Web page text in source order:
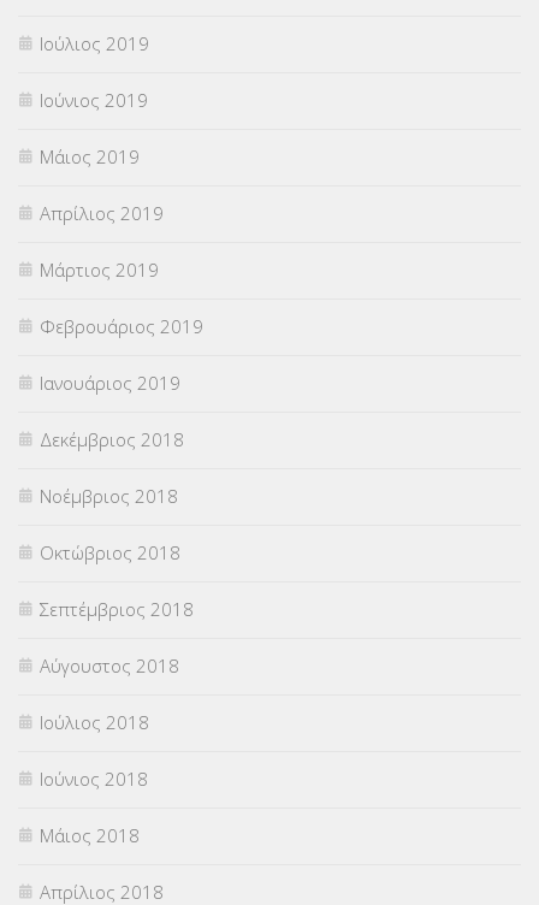
Ιούλιος 2019
Ιούνιος 2019
Μάιος 2019
Απρίλιος 2019
Μάρτιος 2019
Φεβρουάριος 2019
Ιανουάριος 2019
Δεκέμβριος 2018
Νοέμβριος 2018
Οκτώβριος 2018
Σεπτέμβριος 2018
Αύγουστος 2018
Ιούλιος 2018
Ιούνιος 2018
Μάιος 2018
Απρίλιος 2018